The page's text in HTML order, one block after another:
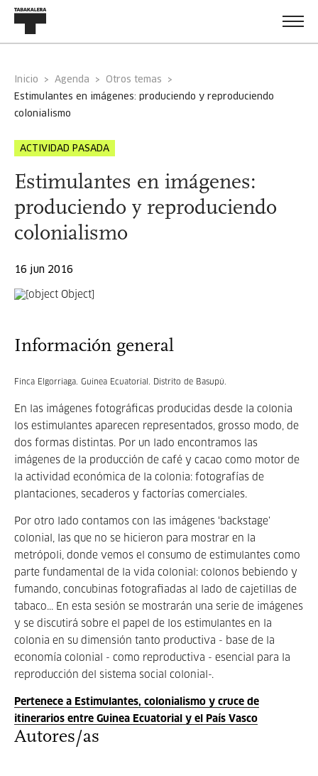
Inicio Agenda
Otros temas
estimulantes en imágenes: produciendo y reproduciendo
colonialismo
ACTIVIDAD PASADA
Estimulantes en imágenes:
produciendo y reproduciendo
colonialismo
16 jun 2016
Información general
Finca Elgorriaga. Guinea Ecuatorial. Distrito de Basupú.
En las imágenes fotográficas producidas desde la colonia
los estimulantes aparecen representados, grosso modo, de
dos formas distintas. Por un lado encontramos las
imágenes de la producción de café y cacao como motor de
la actividad económica de la colonia: fotografías de
plantaciones, secaderos y factorías comerciales.
Por otro lado contamos con las imágenes ‘backstage’
colonial, las que no se hicieron para mostrar en la
metrópoli, donde vemos el consumo de estimulantes como
parte fundamental de la vida colonial: colonos bebiendo y
fumando, concubinas fotografiadas al lado de cajetillas de
tabaco... En esta sesión se mostrarán una serie de imágenes
y se discutirá sobre el papel de los estimulantes en la
colonia en su dimensión tanto productiva - base de la
economía colonial - como reproductiva - esencial para la
reproducción del sistema social colonial-.
Pertenece a Estimulantes, colonialismo y cruce de
itinerarios entre Guinea Ecuatorial y el País Vasco
Autores/as